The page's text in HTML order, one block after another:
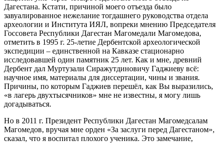
Дагестана. Кстати, причиной моего отъезда было
завуалированное нежелание тогдашнего руководства отдела
археологии и Института ИЯЛ, вопреки мнению Председателя
Госсовета Республики Дагестан Магомедали Магомедова,
отметить в 1995 г. 25-летие Дербентской археологической
экспедиции – единственной на Кавказе стационарно
исследовавшей один памятник 25 лет. Как и мне, древний
Дербент дал Муртузали Сиражутдиновичу Гаджиеву всё:
научное имя, материалы для диссертации, чины и звания.
Причины, по которым Гаджиев перешёл, как Вы выразились,
«в лагерь двухтысячников» мне не известны, я могу лишь
догадываться.
Но в 2011 г. Президент Республики Дагестан Магомедсалам
Магомедов, вручая мне орден «За заслуги перед Дагестаном»,
сказал, что я воспитал плохого ученика. Это замечание,